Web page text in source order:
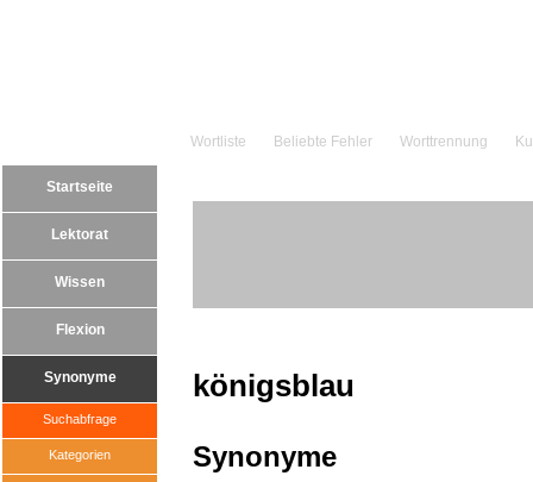
Wortliste Beliebte Fehler Worttrennung
Startseite
Lektorat
Wissen
Flexion
Synonyme
Suchabfrage
Kategorien
königsblau
Synonyme